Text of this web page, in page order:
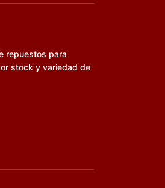
repuestos para
stock y variedad de